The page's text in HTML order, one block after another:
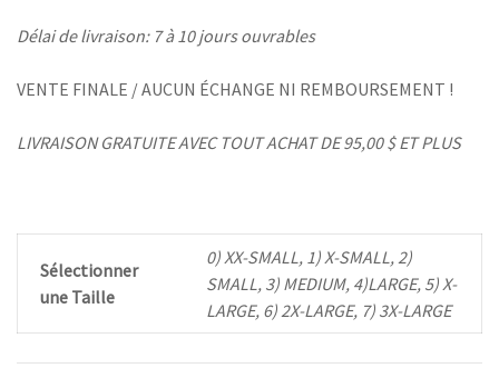
Délai de livraison: 7 à 10 jours ouvrables
VENTE FINALE / AUCUN ÉCHANGE NI REMBOURSEMENT !
LIVRAISON GRATUITE AVEC TOUT ACHAT DE 95,00 $ ET PLUS
Sélectionner
une Taille
0) XX-SMALL, 1) X-SMALL, 2)
SMALL, 3) MEDIUM, 4)LARGE, 5) X-
LARGE, 6) 2X-LARGE, 7) 3X-LARGE